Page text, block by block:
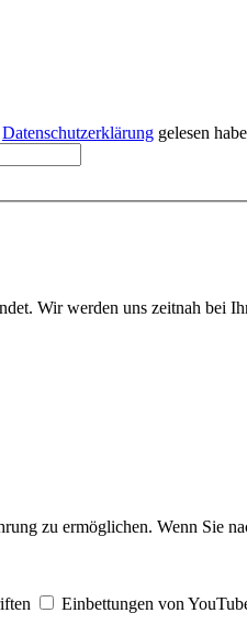
Datenschutzerklärung gelesen
Wir werden uns zeitnah bei
zu ermöglichen. Wenn Sie
Einbettungen von